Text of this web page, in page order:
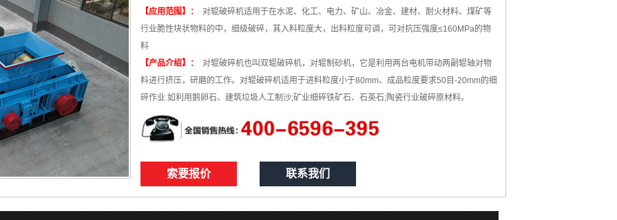
【应用范围】：
对辊破碎机适用于在水泥、化工、电力、矿山、冶金、建材、耐火材料、煤矿等
行业脆性块状物料的中，细级破碎，其入料粒度大，出料粒度可调，可对抗压强度≤160MPa的物
料
【产品介绍】：
对辊破碎机也叫双辊破碎机，对辊制砂机，它是利用两台电机带动两副辊轴对物
料进行挤压，研磨的工作。对辊破碎机适用于进料粒度小于80mm、成品粒度要求50目-20mm的细
碎作业.如利用鹅卵石、建筑垃圾人工制沙;矿业细碎铁矿石、石英石;陶瓷行业破碎原材料。
索要报价 联系我们